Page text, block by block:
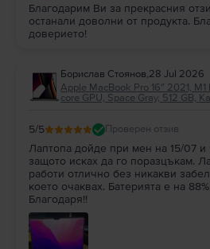
Благодарим Ви за прекрасния
останали доволни от продукта.
доверието!
Борислав Стоянов,28 Jul 2026
Apple MacBook Pro 16″ 2021, M1
core GPU, Space Gray, 512 GB,
5/5 Проверен отзив
Лаптопа дойде при мен на 15/07 и
защото исках да го поразцъкам.
работи отлично без никакви
което очаквах. Батерията е на
Благодаря!!